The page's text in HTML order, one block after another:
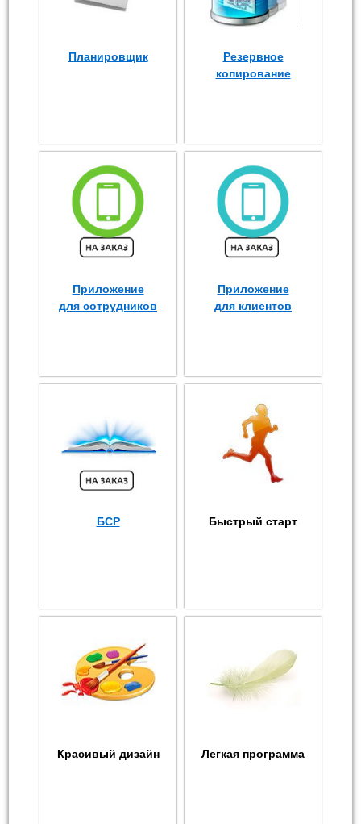
Планировщик
Резервное
копирование
Приложение
для сотрудников
Приложение
для клиентов
БСР Быстрый старт
Красивый дизайн Легкая программа